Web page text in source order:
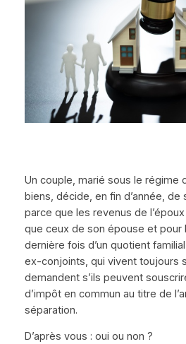
Un couple, marié sous le régime
biens, décide, en fin d’année, de
parce que les revenus de
que ceux de son épouse et pour
dernière fois d’un quotient
ex-conjoints, qui vivent toujours
demandent s’ils peuvent
d’impôt en commun au titre de
séparation.
D’après vous : oui ou non ?